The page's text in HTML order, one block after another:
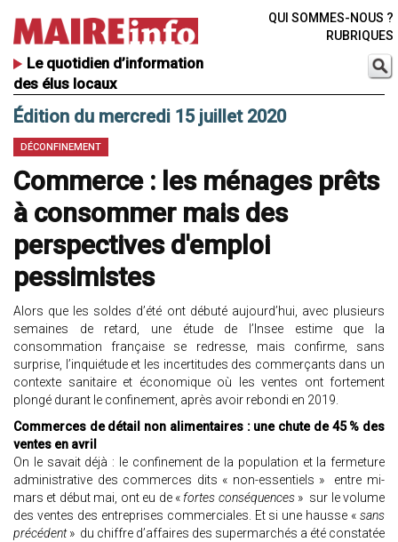
Le quotidien d’information
des élus locaux
QUI SOMMES-NOUS ?
RUBRIQUES
Édition du mercredi 15 juillet 2020
DÉCONFINEMENT
Commerce : les ménages prêts
à consommer mais des
perspectives d'emploi
pessimistes
Alors que les soldes d’été ont débuté aujourd’hui, avec plusieurs
semaines de retard, une étude de l’Insee estime que la
consommation française se redresse, mais confirme, sans
surprise, l’inquiétude et les incertitudes des commerçants dans un
contexte sanitaire et économique où les ventes ont fortement
plongé durant le confinement, après avoir rebondi en 2019.
Commerces de détail non alimentaires : une chute de 45 % des
ventes en avril
On le savait déjà : le confinement de la population et la fermeture
administrative des commerces dits « non-essentiels » entre mi-
mars et début mai, ont eu de « fortes conséquences » sur le volume
des ventes des entreprises commerciales. Et si une hausse « sans
précédent» du chiffre d’affaires des supermarchés a été constatée